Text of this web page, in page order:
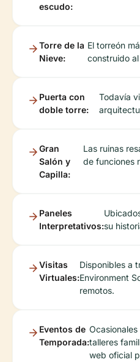
escudo:
Torre de la
Nieve:
El torreón
construido
Puerta con
doble torre:
Todavía
Gran
Salón y
Capilla:
Las ruinas
de funciones
Paneles
Interpretativos:su
Visitas
Virtuales:
Disponibles a
Environment
remotos.
Eventos de
Temporada:talleres
web oficial